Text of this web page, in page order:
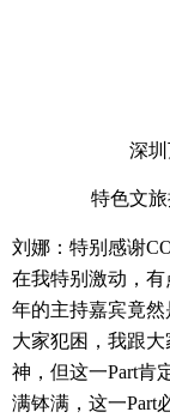
深
特色文
刘娜：特别感谢
在我特别激动，
年的主持嘉宾竟
大家犯困，我跟
神，但这一Part肯
满钵满，这一Part